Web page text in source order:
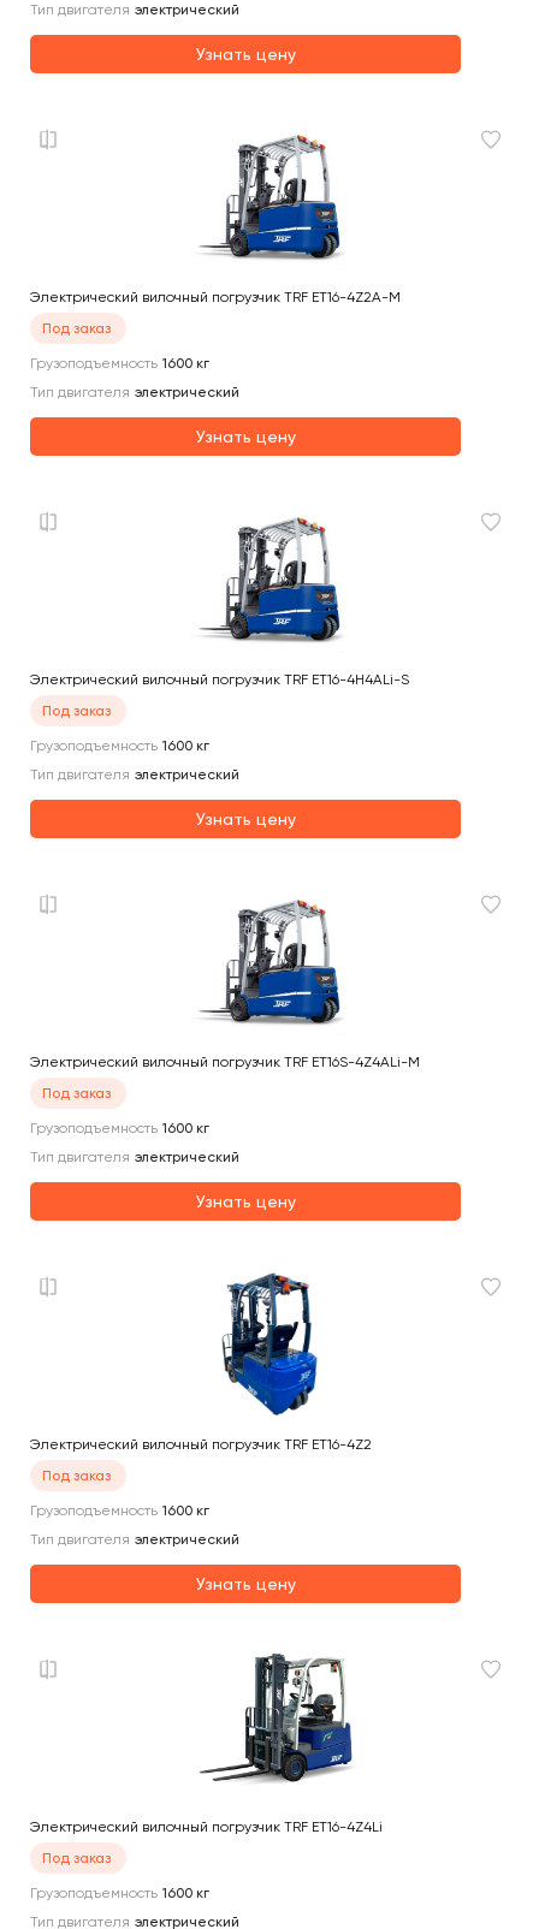
Тип двигателя электрический
Узнать цену
Электрический вилочный погрузчик TRF ET16-4Z2A-M
Под заказ
Грузоподъемность 1600 кг
Тип двигателя электрический
Узнать цену
Электрический вилочный погрузчик TRF ET16-4H4ALi-S
Под заказ
Грузоподъемность 1600 кг
Тип двигателя электрический
Узнать цену
Электрический вилочный погрузчик TRF ET16S-4Z4ALi-M
Под заказ
Грузоподъемность 1600 кг
Тип двигателя электрический
Узнать цену
Электрический вилочный погрузчик TRF ET16-4Z2
Под заказ
Грузоподъемность 1600 кг
Тип двигателя электрический
Узнать цену
Электрический вилочный погрузчик TRF ET16-4Z4Li
Под заказ
Грузоподъемность 1600 кг
Тип двигателя электрический